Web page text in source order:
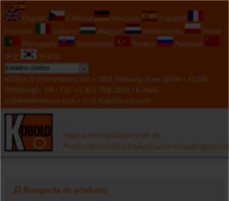
English
Čeština Deutsch
Español
Français
Italiano Magyar Nederlands
Polski
Português
Slovenčina Türkçe
Русский
中文
한국의
KOBOLD Instruments Inc • 1801 Parkway View Drive • 15205
Pittsburgh, PA • Tel:
+1 412 788 2830 • E-mail:
info@koboldusa.com • visit koboldusa.com
Página Principal Selección de
Productos CertificadosAplicaciones Catálogos
Búsqueda de producto